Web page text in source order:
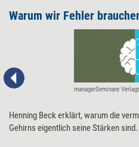
Warum wir Fehler
managerSeminare
Henning Beck erklärt, warum die
Gehirns eigentlich seine Stärken sind.